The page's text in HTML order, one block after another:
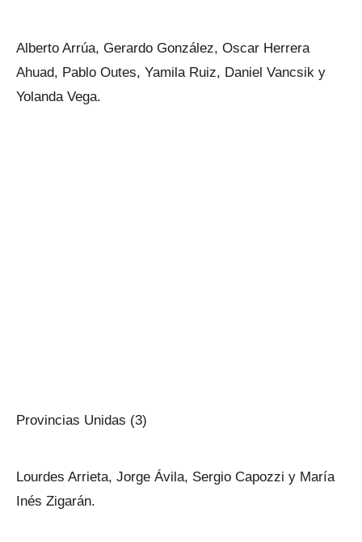
Alberto Arrúa, Gerardo González, Oscar Herrera
Ahuad, Pablo Outes, Yamila Ruiz, Daniel Vancsik y
Yolanda Vega.
Provincias Unidas (3)
Lourdes Arrieta, Jorge Ávila, Sergio Capozzi y María
Inés Zigarán.